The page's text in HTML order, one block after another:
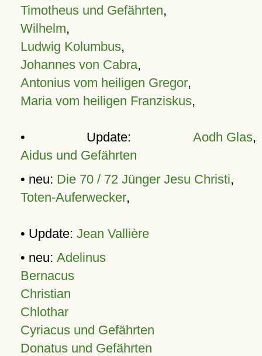
Timotheus und Gefährten,
Wilhelm,
Ludwig Kolumbus,
Johannes von Cabra,
Antonius vom heiligen Gregor,
Maria vom heiligen Franziskus,
• Update: Aodh Glas,
Aidus und Gefährten
• neu: Die 70 / 72 Jünger Jesu Christi,
Toten-Auferwecker,
• Update: Jean Vallière
• neu: Adelinus
Bernacus
Christian
Chlothar
Cyriacus und Gefährten
Donatus und Gefährten